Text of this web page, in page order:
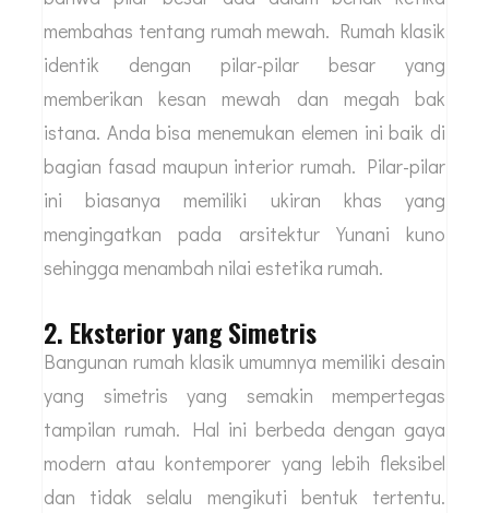
membahas tentang rumah mewah. Rumah klasik
identik dengan pilar-pilar besar yang
memberikan kesan mewah dan megah bak
istana. Anda bisa menemukan elemen ini baik di
bagian fasad maupun interior rumah. Pilar-pilar
ini biasanya memiliki ukiran khas yang
mengingatkan pada arsitektur Yunani kuno
sehingga menambah nilai estetika rumah.
2. Eksterior yang Simetris
Bangunan rumah klasik umumnya memiliki desain
yang simetris yang semakin mempertegas
tampilan rumah. Hal ini berbeda dengan gaya
modern atau kontemporer yang lebih fleksibel
dan tidak selalu mengikuti bentuk tertentu.